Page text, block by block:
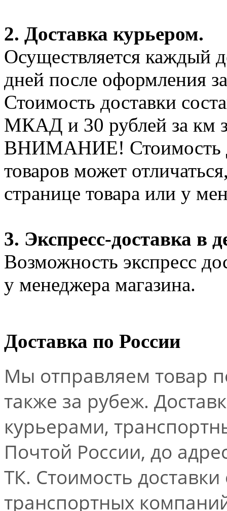
2. Доставка курьером.
Осуществляется каждый
дней после оформления
Стоимость доставки
МКАД и 30 рублей за км
ВНИМАНИЕ! Стоимость
товаров может
странице товара или у
3. Экспресс-доставка в
Возможность экспресс
у менеджера магазина.
Доставка по России
Мы отправляем товар
также за рубеж.
курьерами,
Почтой России, до
ТК. Стоимость
транспортных